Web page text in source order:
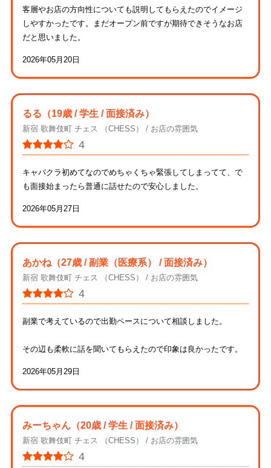
客層やお店の方向性についても説明してもらえたのでイメージ
しやすかったです。まだオープン前ですが期待できそうなお店
だと思いました。
2026年05月20日
るる （19歳 / 学生 / 面接済み）
新宿 歌舞伎町 チェス （CHESS） お店の雰囲気
4
キャバクラ初めてなのでめちゃくちゃ緊張してしまってて、で
も面接始まったら普通に話せたので安心しました。
2026年05月27日
あかね （27歳 / 副業（医療系） / 面接済み）
新宿 歌舞伎町 チェス （CHESS） お店の雰囲気
4
副業で考えているので出勤ペースについて相談しました。
その辺も柔軟に話を聞いてもらえたので印象は良かったです。
2026年05月29日
みーちゃん （20歳 / 学生 / 面接済み）
新宿 歌舞伎町 チェス （CHESS） お店の雰囲気
4